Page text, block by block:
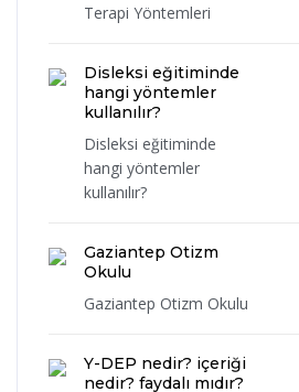
Terapi Yöntemleri
Disleksi eğitiminde
hangi yöntemler
kullanılır?
Disleksi eğitiminde
hangi yöntemler
kullanılır?
Gaziantep Otizm
Okulu
Gaziantep Otizm Okulu
Y-DEP nedir? içeriği
nedir? faydalı mıdır?